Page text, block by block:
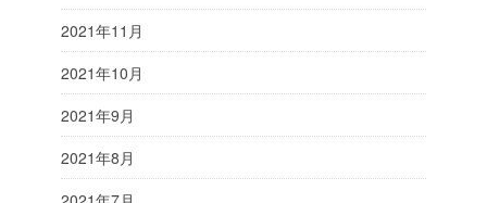
2021年11月
2021年10月
2021年9月
2021年8月